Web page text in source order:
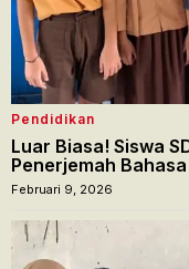
Pendidikan
Luar Biasa! Siswa
Penerjemah
Februari 9, 2026